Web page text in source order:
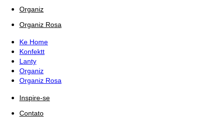
Organiz
Organiz Rosa
Ke Home
Konfektt
Lanty
Organiz
Organiz Rosa
Inspire-se
Contato